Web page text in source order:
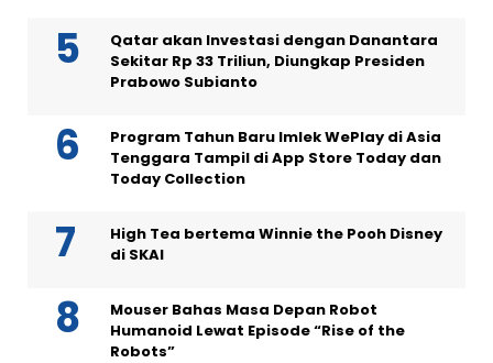
Qatar akan Investasi dengan Danantara
Sekitar Rp 33 Triliun, Diungkap Presiden
Prabowo Subianto
Program Tahun Baru Imlek WePlay di Asia
Tenggara Tampil di App Store Today dan
Today Collection
High Tea bertema Winnie the Pooh Disney
di SKAI
Mouser Bahas Masa Depan Robot
Humanoid Lewat Episode “Rise of the
Robots”